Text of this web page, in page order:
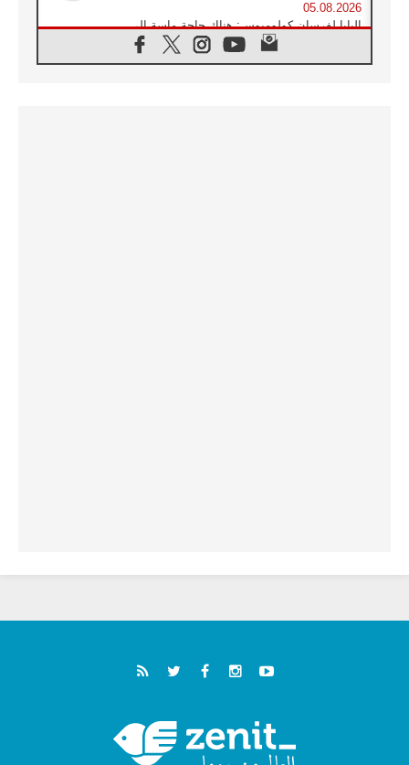
05.08.2026
البابا لفرسان كولومبوس: هناك حاجة ماسة إلى
أنبياء تناغم يسعون إلى بناء الجسور
04.08.2026